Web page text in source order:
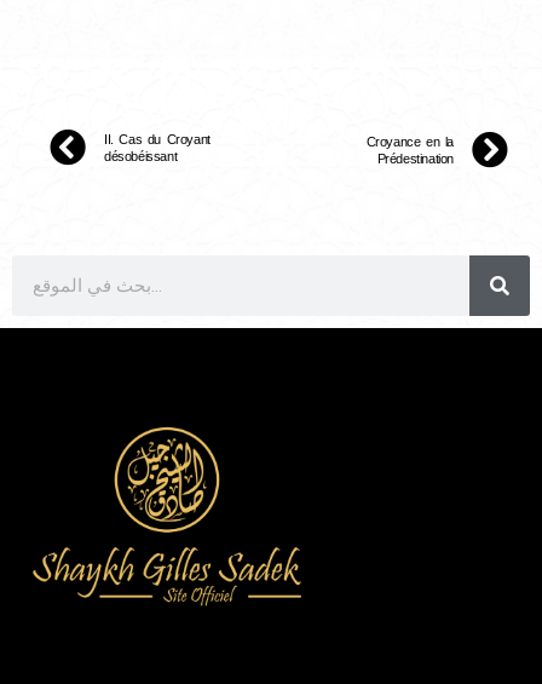
II. Cas du Croyant
désobéissant
Croyance en la
Prédestination